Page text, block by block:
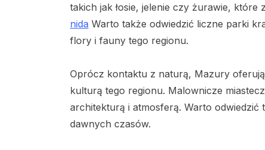
takich jak łosie, jelenie czy żurawie, które
nida Warto także odwiedzić liczne parki
flory i fauny tego regionu.
Oprócz kontaktu z naturą, Mazury
kulturą tego regionu. Malownicze
architekturą i atmosferą. Warto odwiedzić
dawnych czasów.